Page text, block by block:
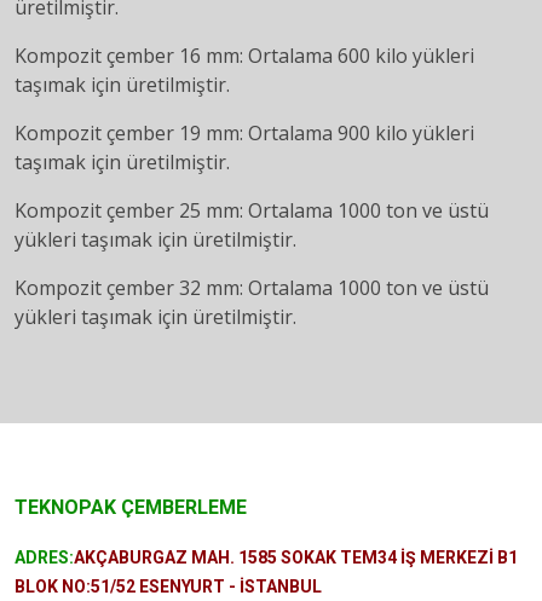
üretilmiştir.
Kompozit çember 16 mm: Ortalama 600 kilo yükleri
taşımak için üretilmiştir.
Kompozit çember 19 mm: Ortalama 900 kilo yükleri
taşımak için üretilmiştir.
Kompozit çember 25 mm: Ortalama 1000 ton ve üstü
yükleri taşımak için üretilmiştir.
Kompozit çember 32 mm: Ortalama 1000 ton ve üstü
yükleri taşımak için üretilmiştir.
TEKNOPAK ÇEMBERLEME
ADRES:AKÇABURGAZ MAH. 1585 SOKAK TEM34 İŞ MERKEZİ B1
BLOK NO:51/52 ESENYURT - İSTANBUL